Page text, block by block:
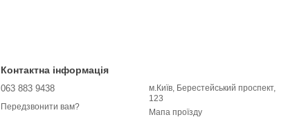
Контактна інформація
063 883 9438
Передзвонити вам?
м.Київ, Берестейський проспект,
123
Мапа проїзду